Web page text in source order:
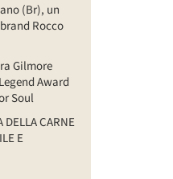
(Br), un
Rocco
Gilmore
Award
Soul
DELLA CARNE
E